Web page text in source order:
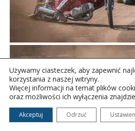
Używamy ciasteczek, aby zapewnić
korzystania z naszej witryny.
Więcej informacji na temat plików
oraz możliwości ich wyłączenia
Akceptuj Odrzuć